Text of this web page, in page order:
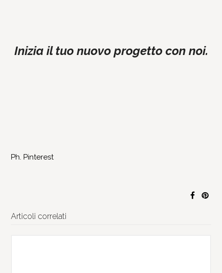
Inizia il tuo nuovo progetto con noi.
Ph. Pinterest
Articoli correlati